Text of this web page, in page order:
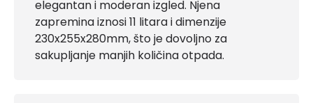
elegantan i moderan izgled. Njena
zapremina iznosi 11 litara i dimenzije
230x255x280mm, što je dovoljno za
sakupljanje manjih količina otpada.